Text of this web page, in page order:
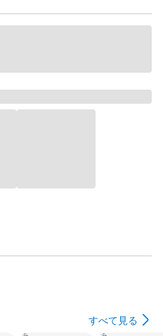
すべて見る